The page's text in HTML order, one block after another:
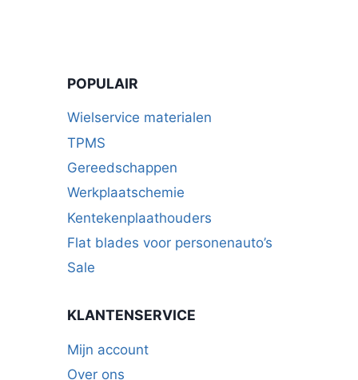
POPULAIR
Wielservice materialen
TPMS
Gereedschappen
Werkplaatschemie
Kentekenplaathouders
Flat blades voor personenauto’s
Sale
KLANTENSERVICE
Mijn account
Over ons